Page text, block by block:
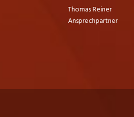
Thomas Reiner
Ansprechpartner